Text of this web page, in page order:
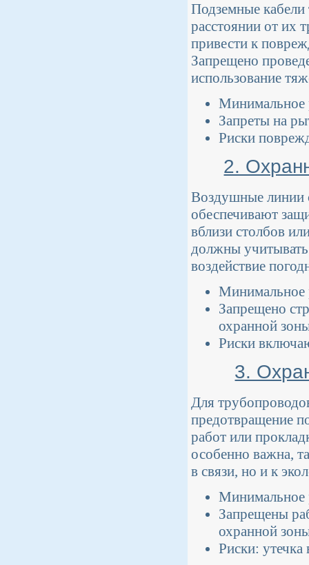
Подземные кабели
расстоянии от их
привести к
Запрещено
использование
Минимальное
Запреты на
Риски
2.
Воздушные линии
обеспечивают
вблизи столбов
должны
воздействие
Минимальное
Запрещено
охранной
Риски
3.
Для
предотвращение
работ или
особенно важна,
в связи, но и к
Минимальное
Запрещены
охранной
Риски: утечка